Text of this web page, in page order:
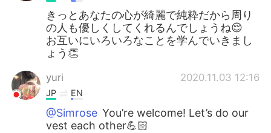
きっとあなたの心が綺麗で純粋だから周り
の人も優しくしてくれるんでしょうね😌
お互いにいろいろなことを学んでいきまし
ょう👏
yuri 2020.11.03 12:16
JP EN
@Simrose You’re welcome! Let’s do our
vest each other💪🏻